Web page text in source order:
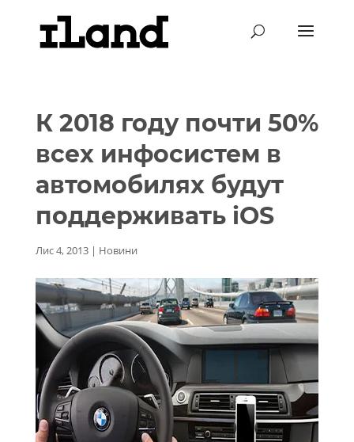
К 2018 году почти 50%
всех инфосистем в
автомобилях будут
поддерживать iOS
Лис 4, 2013| Новини